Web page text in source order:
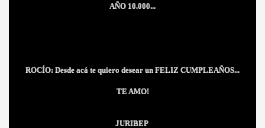
AÑO 10.000...
ROCÍO: Desde acá te quiero desear un FELIZ CUMPLEAÑOS...
TE AMO!
JURIBEP